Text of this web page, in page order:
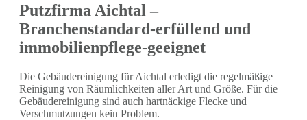
Putzfirma Aichtal –
Branchenstandard-erfüllend und
immobilienpflege-geeignet
Die Gebäudereinigung für Aichtal erledigt die regelmäßige
Reinigung von Räumlichkeiten aller Art und Größe. Für die
Gebäudereinigung sind auch hartnäckige Flecke und
Verschmutzungen kein Problem.